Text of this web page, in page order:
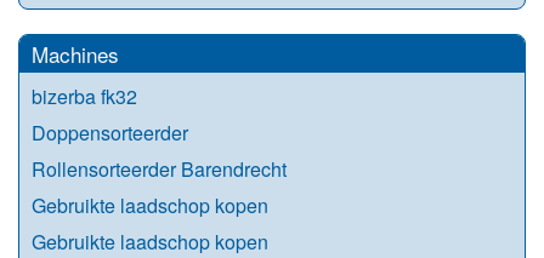
Machines
bizerba fk32
Doppensorteerder
Rollensorteerder Barendrecht
Gebruikte laadschop kopen
Gebruikte laadschop kopen